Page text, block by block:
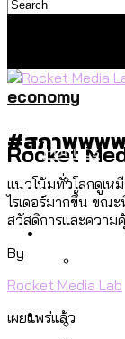
Rocket
Politics
สำรว
โดยเ
Culture
economy
#สภาพพพพ
แนวโน้มทั่วโลกดูเห
ไรเดอร์มากขึ้น ขณะ
สวัสดิการและความ
By
Rocket Media Lab
เผยแพร่แล้ว